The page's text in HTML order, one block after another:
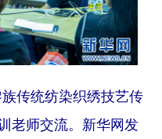
传统纺染织绣技艺传
老师交流。新华网发